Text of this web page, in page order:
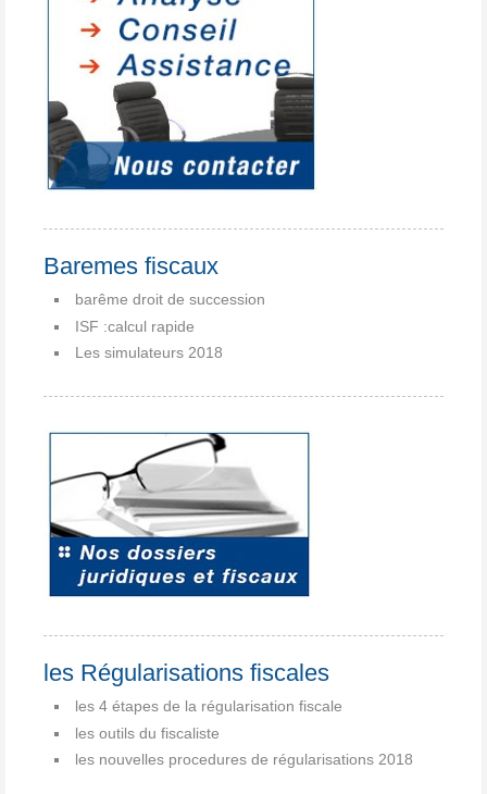
Baremes fiscaux
barême droit de succession
ISF :calcul rapide
Les simulateurs 2018
les Régularisations fiscales
les 4 étapes de la régularisation fiscale
les outils du fiscaliste
les nouvelles procedures de régularisations 2018